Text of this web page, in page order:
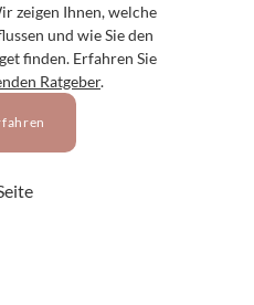
zeigen Ihnen, welche
und wie Sie den
finden. Erfahren Sie
Ratgeber.